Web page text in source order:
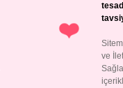
ve